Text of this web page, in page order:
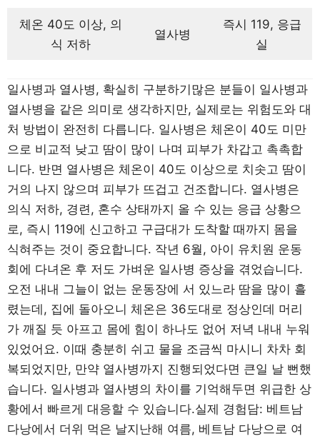
체온 40도 이상, 의
식 저하
열사병
즉시 119, 응급
실
일사병과 열사병, 확실히 구분하기많은 분들이 일사병과
열사병을 같은 의미로 생각하지만, 실제로는 위험도와 대
처 방법이 완전히 다릅니다. 일사병은 체온이 40도 미만
으로 비교적 낮고 땀이 많이 나며 피부가 차갑고 촉촉합
니다. 반면 열사병은 체온이 40도 이상으로 치솟고 땀이
거의 나지 않으며 피부가 뜨겁고 건조합니다. 열사병은
의식 저하, 경련, 혼수 상태까지 올 수 있는 응급 상황으
로, 즉시 119에 신고하고 구급대가 도착할 때까지 몸을
식혀주는 것이 중요합니다. 작년 6월, 아이 유치원 운동
회에 다녀온 후 저도 가벼운 일사병 증상을 겪었습니다.
오전 내내 그늘이 없는 운동장에 서 있느라 땀을 많이 흘
렸는데, 집에 돌아오니 체온은 36도대로 정상인데 머리
가 깨질 듯 아프고 몸에 힘이 하나도 없어 저녁 내내 누워
있었어요. 이때 충분히 쉬고 물을 조금씩 마시니 차차 회
복되었지만, 만약 열사병까지 진행되었다면 큰일 날 뻔했
습니다. 일사병과 열사병의 차이를 기억해두면 위급한 상
황에서 빠르게 대응할 수 있습니다.실제 경험담: 베트남
다낭에서 더위 먹은 날지난해 여름, 베트남 다낭으로 여